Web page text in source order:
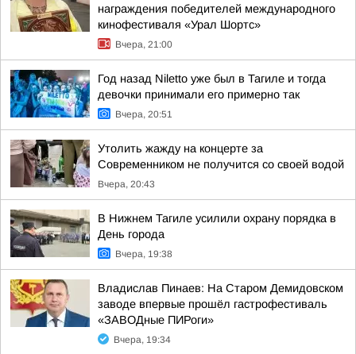
награждения победителей международного
кинофестиваля «Урал Шортс»
Вчера, 21:00
Год назад Niletto уже был в Тагиле и тогда
девочки принимали его примерно так
Вчера, 20:51
Утолить жажду на концерте за
Современником не получится со своей водой
Вчера, 20:43
В Нижнем Тагиле усилили охрану порядка в
День города
Вчера, 19:38
Владислав Пинаев: На Старом Демидовском
заводе впервые прошёл гастрофестиваль
«ЗАВОДные ПИРоги»
Вчера, 19:34